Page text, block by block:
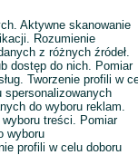
Aktywne skanowanie
Rozumienie
z różnych źródeł.
dostęp do nich. Pomiar
Tworzenie profili w
spersonalizowanych
do wyboru reklam.
treści. Pomiar
wyboru
profili w celu doboru